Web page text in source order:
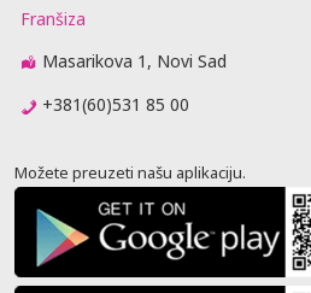
Franšiza
Masarikova 1, Novi Sad
+381(60)531 85 00
Možete preuzeti našu aplikaciju.